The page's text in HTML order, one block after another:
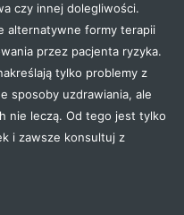
czy innej dolegliwości.
alternatywne formy terapii
przez pacjenta ryzyka.
tylko problemy z
sposoby uzdrawiania, ale
nie leczą. Od tego jest tylko
i zawsze konsultuj z